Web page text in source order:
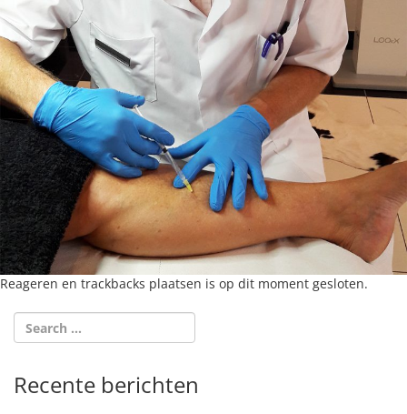
Reageren en trackbacks plaatsen is op dit moment gesloten.
Recente berichten